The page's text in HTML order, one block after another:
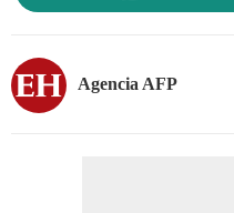
Agencia AFP